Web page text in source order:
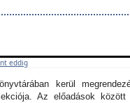
eddig
kerül
Az előadások között